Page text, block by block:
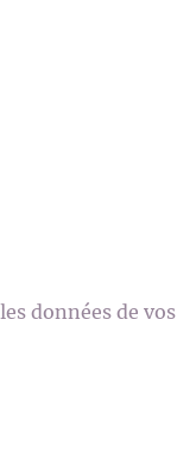
données de vos